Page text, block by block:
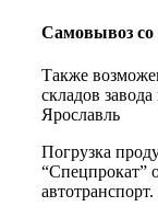
Самовывоз со
Также
складов
Ярославль
Погрузка
“Спецпрокат”